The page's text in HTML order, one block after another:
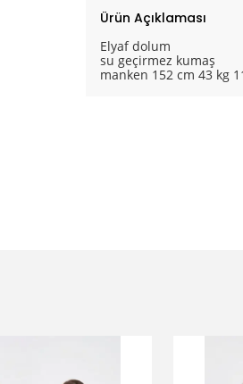
Ürün Açıklaması
Elyaf dolum
su geçirmez kumaş
manken 152 cm 43 kg